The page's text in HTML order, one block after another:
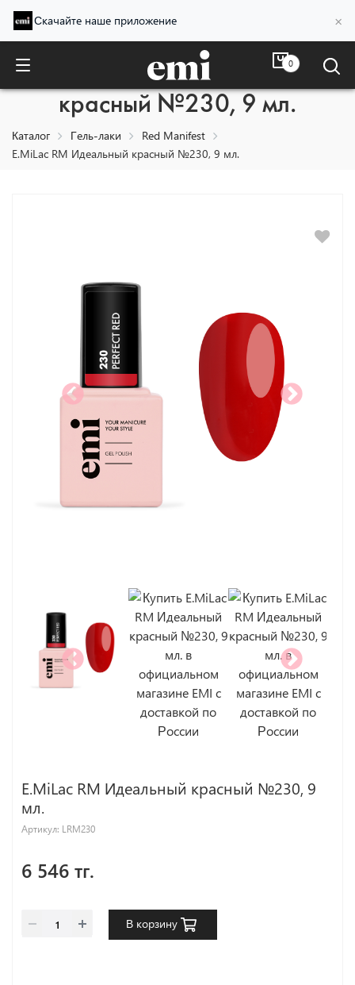
Скачайте наше приложение ×
0
E.MiLac RM Идеальный
красный №230, 9 мл.
Каталог Гель-лаки
Red Manifest
E.MiLac RM Идеальный красный №230, 9 мл.
E.MiLac RM Идеальный красный №230, 9
мл.
Артикул: LRM230
6 546 тг.
В корзину